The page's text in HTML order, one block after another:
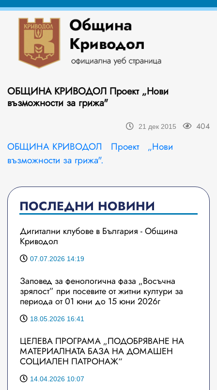
ОБЩИНА КРИВОДОЛ Проект „Нови
възможности за грижа"
21 дек 2015 404
ОБЩИНА КРИВОДОЛ Проект „Нови
възможности за грижа".
ПОСЛЕДНИ НОВИНИ
Дигитални клубове в България - Община
Криводол
07.07.2026 14:19
Заповед за фенологична фаза „Восъчна
зрялост” при посевите от житни култури за
периода от 01 юни до 15 юни 2026г
18.05.2026 16:41
ЦЕЛЕВА ПРОГРАМА „ПОДОБРЯВАНЕ НА
МАТЕРИАЛНАТА БАЗА НА ДОМАШЕН
СОЦИАЛЕН ПАТРОНАЖ“
14.04.2026 10:07